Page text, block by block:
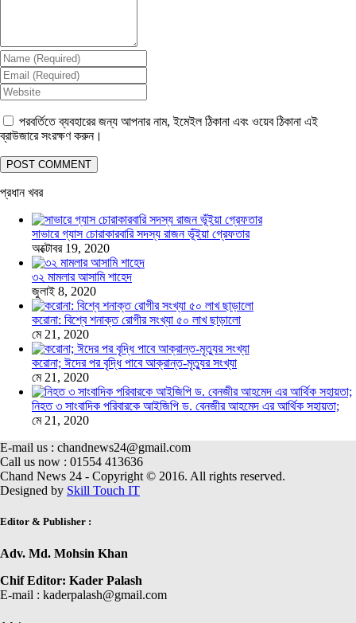
পরবর্তিতে ব্যবহারের জন্য আপনার নাম, ইমেইল ঠিকানা এবং ওয়েব ঠিকানা এই
ব্রাউজারে সংরক্ষণ করুন।
প্রধান খবর
সাভারে গ্যাস চোরাকারবারি সদস্য রাজন ভূঁইয়া গ্রেফতার
অক্টোবর 19, 2020
৩২ মামলার আসামি শাহেদ
জুলাই 8, 2020
করোনা: বিশ্বে শনাক্ত রোগীর সংখ্যা ৫০ লাখ ছাড়ালো
মে 21, 2020
করোনা; ঈদের পর বৃদ্ধি পাবে আক্রান্ত-মৃত্যুর সংখ্যা
মে 21, 2020
নিহত ৩ সাংবাদিক পরিবারকে আইজিপি ড. বেনজীর আহমেদ এর আর্থিক সহায়তা;
মে 21, 2020
E-mail us : chandnews24@gmail.com
Call us now : 01554 413636
Chand News 24 - Copyright © 2016. All rights reserved.
Designed by Skill Touch IT
Editor & Publisher :
Adv. Md. Mohsin Khan
Chif Editor: Kader Palash
E-mail : kaderpalash@gmail.com